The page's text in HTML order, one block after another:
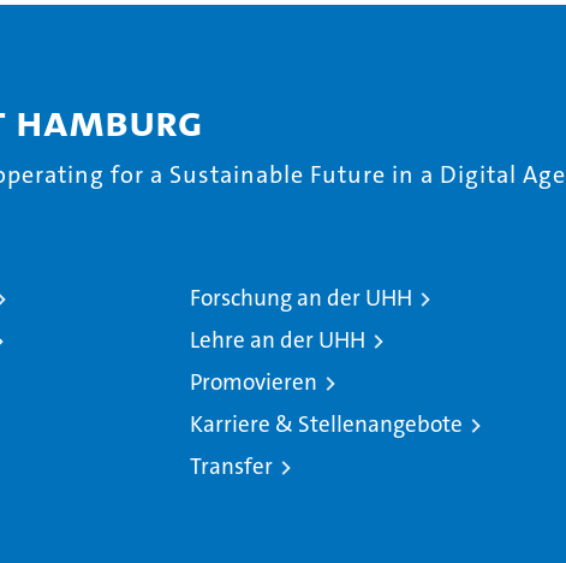
for a Sustainable Future in a Digital Age
Forschung an der UHH
Lehre an der UHH
Promovieren
Karriere & Stellenangebote
Transfer